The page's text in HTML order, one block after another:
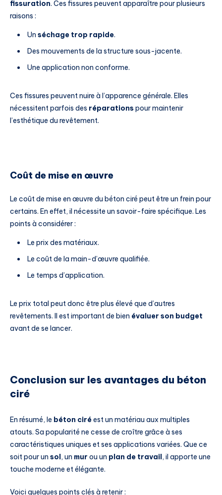
fissuration. Ces fissures peuvent apparaître pour plusieurs
raisons :
Un séchage trop rapide.
Des mouvements de la structure sous-jacente.
Une application non conforme.
Ces fissures peuvent nuire à l’apparence générale. Elles
nécessitent parfois des réparations pour maintenir
l’esthétique du revêtement.
Coût de mise en œuvre
Le coût de mise en œuvre du béton ciré peut être un frein pour
certains. En effet, il nécessite un savoir-faire spécifique. Les
points à considérer :
Le prix des matériaux.
Le coût de la main-d’œuvre qualifiée.
Le temps d’application.
Le prix total peut donc être plus élevé que d’autres
revêtements. Il est important de bien évaluer son budget
avant de se lancer.
Conclusion sur les avantages du béton
ciré
En résumé, le béton ciréest un matériau aux multiples
atouts. Sa popularité ne cesse de croître grâce à ses
caractéristiques uniques et ses applications variées. Que ce
soit pour un sol, un mur ou un plan de travail, il apporte une
touche moderne et élégante.
Voici quelques points clés à retenir :